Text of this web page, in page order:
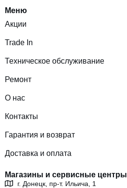
Меню
Акции
Trade In
Техническое обслуживание
Ремонт
О нас
Контакты
Гарантия и возврат
Доставка и оплата
Магазины и сервисные центры
г. Донецк, пр-т. Ильича, 1